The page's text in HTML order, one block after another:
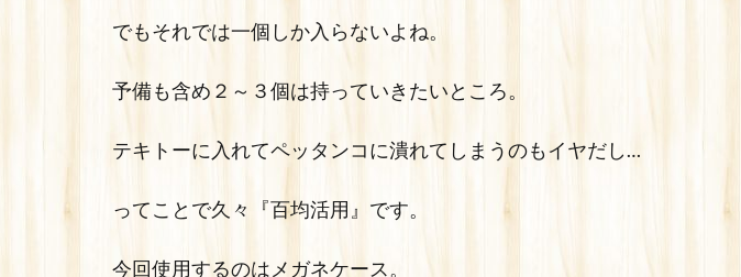
でもそれでは一個しか入らないよね。
予備も含め２～３個は持っていきたいところ。
テキトーに入れてペッタンコに潰れてしまうのもイヤだし…
ってことで久々『百均活用』です。
今回使用するのはメガネケース。